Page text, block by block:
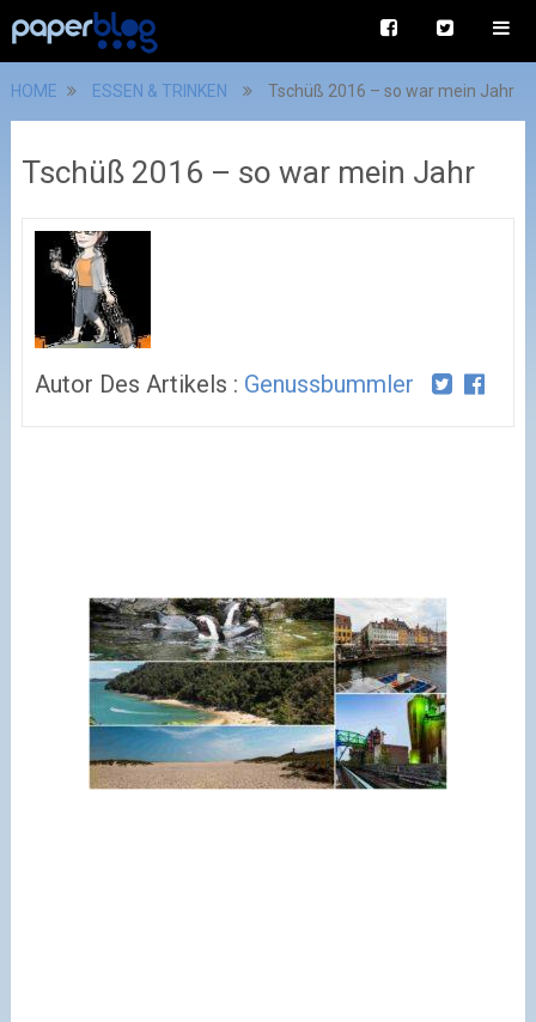
HOME ESSEN & TRINKEN Tschüß 2016 – so war mein Jahr
Tschüß 2016 – so war mein Jahr
Autor Des Artikels : Genussbummler